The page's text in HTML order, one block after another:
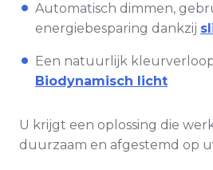
Automatisch dimmen,
energiebesparing dankzij
Een natuurlijk
Biodynamisch licht
U krijgt een oplossing die
duurzaam en afgestemd op